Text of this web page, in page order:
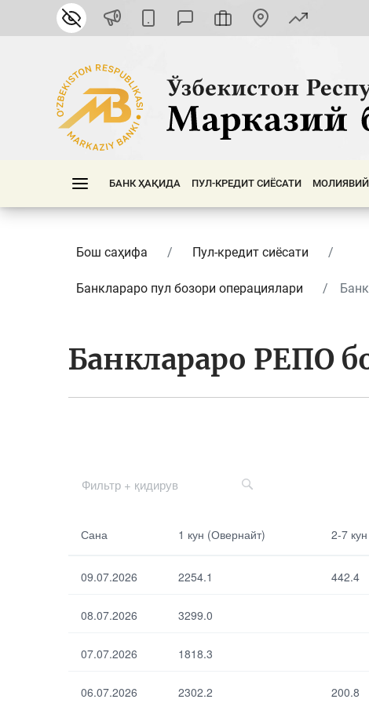
БАНК ҲАҚИДА ПУЛ-КРЕДИТ СИЁСАТИ
Бош саҳифа Пул-кредит сиёсати
Банклараро пул бозори операциялари
Банклараро РЕПО
Сана
1 кун
2-7 кун
Сана 1 кун (Овернайт) 2-7 кун
09.07.2026 2254.1 442.4
08.07.2026 3299.0
07.07.2026 1818.3
06.07.2026 2302.2 200.8